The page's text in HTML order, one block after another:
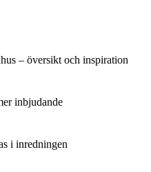
– översikt och inspiration
inbjudande
i inredningen